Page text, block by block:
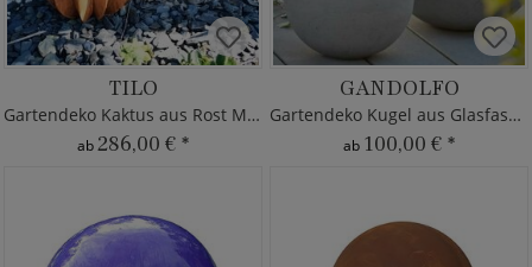
TILO
Gartendeko Kaktus aus Rost Metall
ab286,00 € *
GANDOLFO
Gartendeko Kugel aus Glasfaser-Beton
ab 100,00 € *